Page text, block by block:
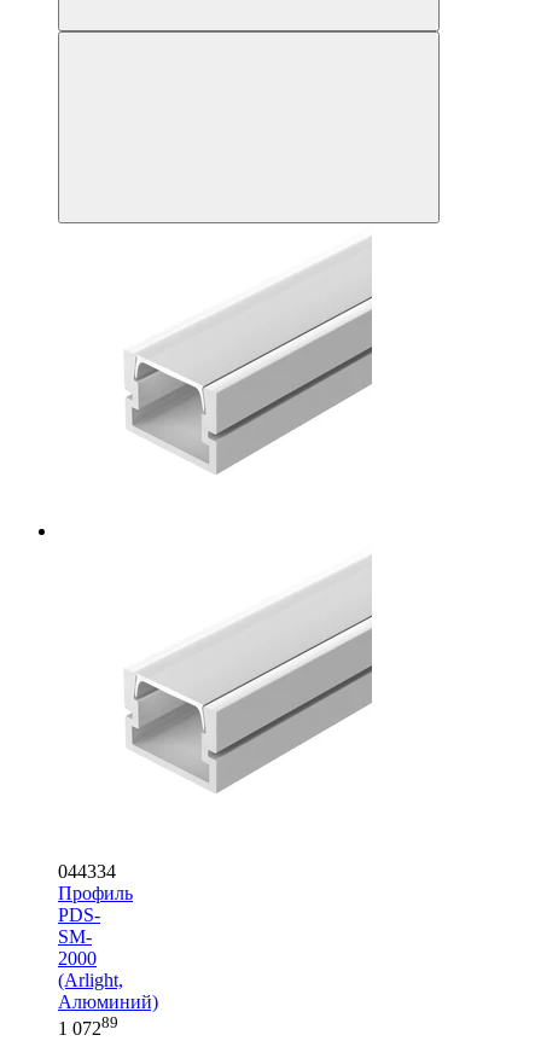
044334
Профиль
PDS-
SM-
2000
(Arlight,
Алюминий)
1 07289